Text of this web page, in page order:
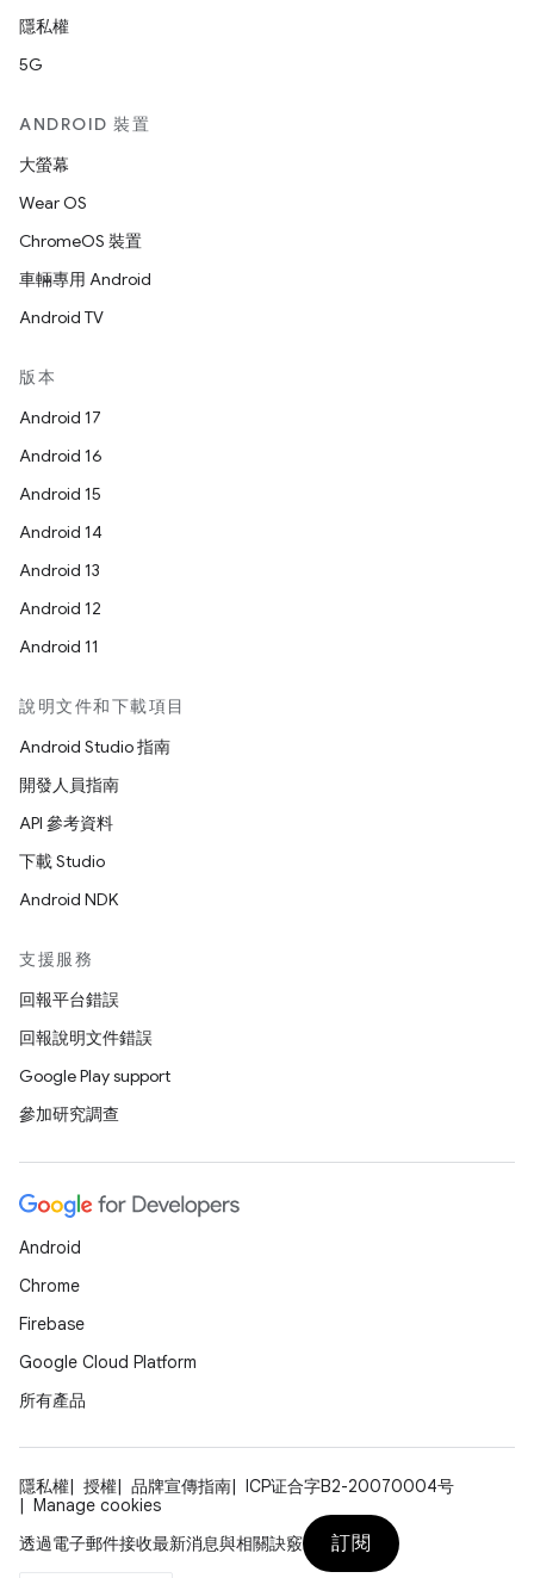
隱私權
5G
ANDROID 裝置
大螢幕
Wear OS
ChromeOS 裝置
車輛專用 Android
Android TV
版本
Android 17
Android 16
Android 15
Android 14
Android 13
Android 12
Android 11
說明文件和下載項目
Android Studio 指南
開發人員指南
API 參考資料
下載 Studio
Android NDK
支援服務
回報平台錯誤
回報說明文件錯誤
Google Play support
參加研究調查
Android
Chrome
Firebase
Google Cloud Platform
所有產品
隱私權 授權 品牌宣傳指南
ICP证合字B2-20070004号
Manage cookies
透過電子郵件接收最新消息與相關訣竅
訂閱